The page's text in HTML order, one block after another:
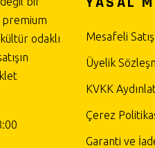
premium
odaklı
Mesafeli
Üyelik
KVKK
Çerez
Garanti ve